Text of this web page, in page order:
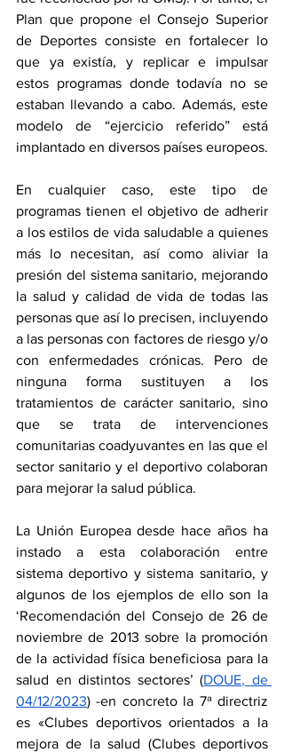
Plan que propone el Consejo Superior
de Deportes consiste en fortalecer lo
que ya existía, y replicar e impulsar
estos programas donde todavía no se
estaban llevando a cabo. Además, este
modelo de “ejercicio referido” está
En cualquier caso, este tipo de
programas tienen el objetivo de adherir
a los estilos de vida saludable a quienes
más lo necesitan, así como aliviar la
presión del sistema sanitario, mejorando
la salud y calidad de vida de todas las
personas que así lo precisen, incluyendo
a las personas con factores de riesgo y/o
con enfermedades crónicas. Pero de
ninguna forma sustituyen a los
tratamientos de carácter sanitario, sino
que se trata de intervenciones
comunitarias coadyuvantes en las que el
sector sanitario y el deportivo colaboran
para mejorar la salud pública.
La Unión Europea desde hace años ha
instado a esta colaboración entre
sistema deportivo y sistema sanitario, y
algunos de los ejemplos de ello son la
‘Recomendación del Consejo de 26 de
noviembre de 2013 sobre la promoción
de la actividad física beneficiosa para la
salud en distintos sectores’ (DOUE, de
04/12/2023) -en concreto la 7ª directriz
es «Clubes deportivos orientados a la
mejora de la salud (Clubes deportivos